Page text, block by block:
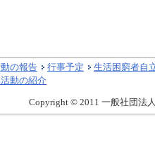
の報告 行事予定
生活困窮者自
動の紹介
Copyright © 2011 一般社団法